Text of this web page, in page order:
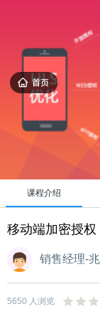
课程介绍
移动端加密授权
销售经理-
5650 人浏览